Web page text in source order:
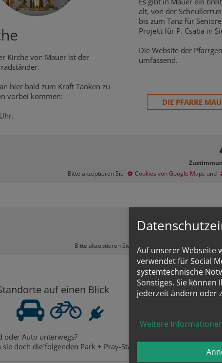
Kirche von Mauer ist der
hier bald zum Kraft Tanken zu
vorbei kommen:
alt, von der
bis zum Tanz für
Projekt für P. Csaba in
Die Website der
umfassend.
DIE PFARRE
Bitte akzeptieren Sie
Cookies von Google Maps und
Bitte akzeptieren Sie
Cookies von Youtube und
auf einen Blick
oder Auto unterwegs?
doch die´folgenden Park + Pray-Standorte:
Auf unserer Webseite
verwendet für Social
systemtechnische
Sonstiges. Sie
jederzeit ändern oder
Weitere